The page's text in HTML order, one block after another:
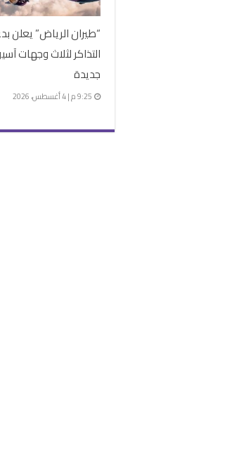
“طيران الرياض” يعلن
التذاكر لثلاث وجهات
جديدة
9:25 م | 4 أغسطس، 2026